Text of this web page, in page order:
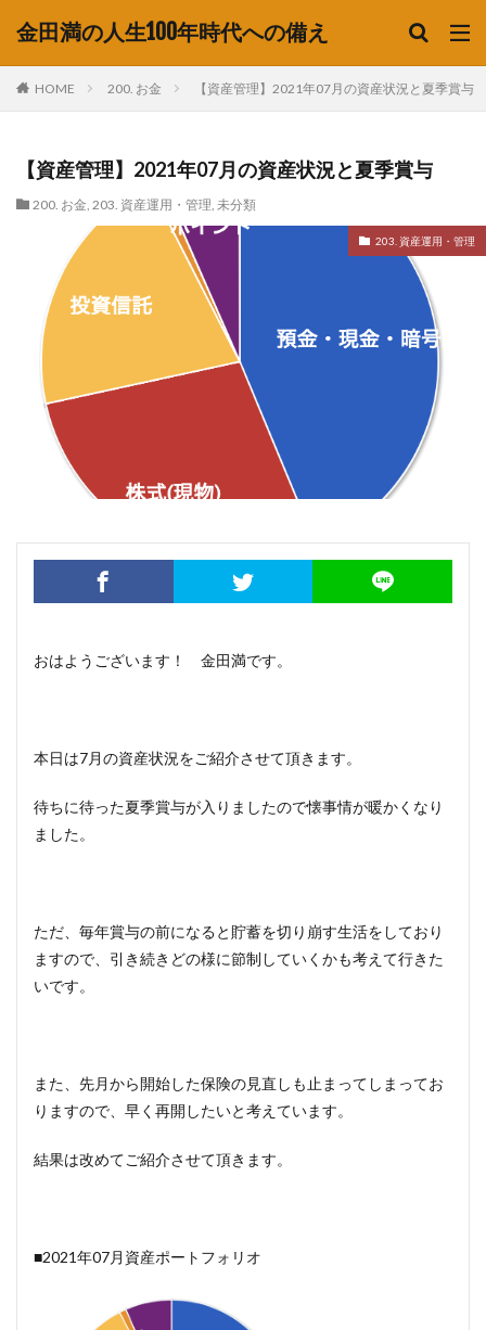
金田満の人生100年時代への備え
HOME 200. お金 【資産管理】2021年07月の資産状況と夏季賞与
【資産管理】2021年07月の資産状況と夏季賞与
200. お金, 203. 資産運用・管理, 未分類
203. 資産運用・管理
おはようございます！ 金田満です。
本日は7月の資産状況をご紹介させて頂きます。
待ちに待った夏季賞与が入りましたので懐事情が暖かくなり
ました。
ただ、毎年賞与の前になると貯蓄を切り崩す生活をしており
ますので、引き続きどの様に節制していくかも考えて行きた
いです。
また、先月から開始した保険の見直しも止まってしまってお
りますので、早く再開したいと考えています。
結果は改めてご紹介させて頂きます。
■2021年07月資産ポートフォリオ